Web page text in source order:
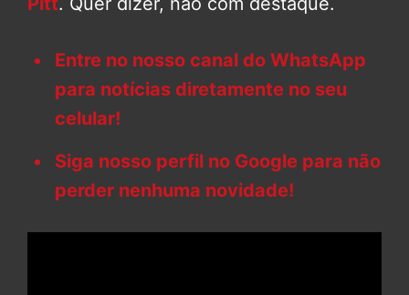
Entre no nosso canal do WhatsApp
para notícias diretamente no seu
celular!
Siga nosso perfil no Google para não
perder nenhuma novidade!